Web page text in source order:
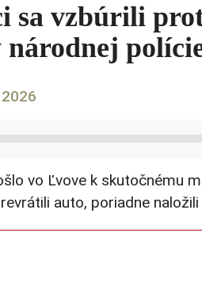
sa vzbúrili
vo Ľvove k skutočnému
auto, poriadne